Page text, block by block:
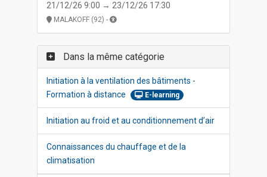
21/12/26 9:00 → 23/12/26 17:30
MALAKOFF (92) -
Dans la même catégorie
Initiation à la ventilation des bâtiments -
Formation à distance
E-learning
Initiation au froid et au conditionnement d’air
Connaissances du chauffage et de la
climatisation